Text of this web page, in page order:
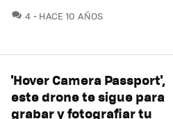
4 COMENTARIOS
HACE 10 AÑOS
'Hover Camera Passport',
este drone te sigue para
grabar y fotografiar tu